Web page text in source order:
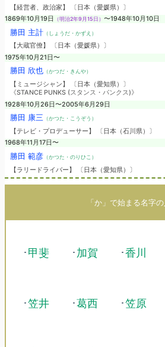
【経営者、政治家】 〔日本（愛媛県）〕
1869年10月19日
（明治2年9月15日） 〜1948年10月10日
勝田 主計（しょうだ・かずえ）
【大蔵官僚】 〔日本（愛媛県）〕
1975年10月21日〜
勝田 欣也（かつだ・きんや）
【ミュージシャン】 〔日本（愛知県）〕
《STANCE PUNKS (スタンス・パンクス)》
1928年10月26日〜2005年6月29日
勝田 康三 （かつた・こうぞう）
【テレビ・プロデューサー】 〔日本（石川県）〕
1968年11月17日〜
勝田 範彦（かつた・のりひこ）
【ラリードライバー】 〔日本（愛知県）〕
「か」で始まる名字の
･甲斐 ･加賀 ･香川
･笠井 ･葛西 ･笠原